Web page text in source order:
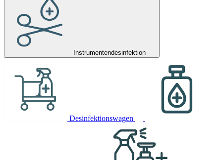
Instrumentendesinfektion
Desinfektionswagen